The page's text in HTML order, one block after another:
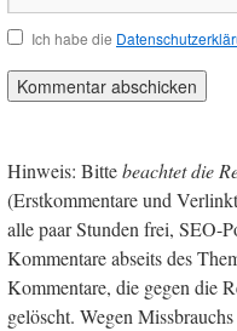
Ich habe die
Hinweis: Bittebeachtet die
(Erstkommentare und
alle paar Stunden frei, SEO-
Kommentare abseits des
Kommentare, die gegen die
gelöscht. Wegen